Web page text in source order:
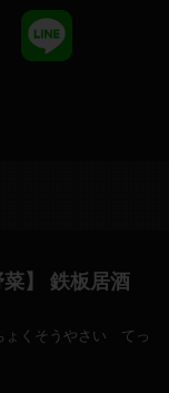
菜】 鉄板居酒
くそうやさい てっ